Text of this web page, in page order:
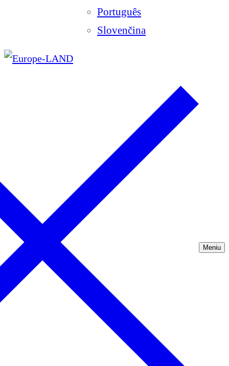
Português
Slovenčina
Meniu